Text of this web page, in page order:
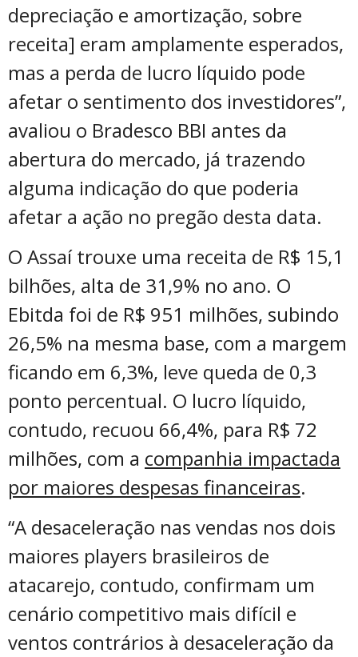
depreciação e amortização, sobre
receita] eram amplamente esperados,
mas a perda de lucro líquido pode
afetar o sentimento dos investidores”,
avaliou o Bradesco BBI antes da
abertura do mercado, já trazendo
alguma indicação do que poderia
afetar a ação no pregão desta data.
O Assaí trouxe uma receita de R$ 15,1
bilhões, alta de 31,9% no ano. O
Ebitda foi de R$ 951 milhões, subindo
26,5% na mesma base, com a margem
ficando em 6,3%, leve queda de 0,3
ponto percentual. O lucro líquido,
contudo, recuou 66,4%, para R$ 72
milhões, com a companhia impactada
por maiores despesas financeiras.
“A desaceleração nas vendas nos dois
maiores players brasileiros de
atacarejo, contudo, confirmam um
cenário competitivo mais difícil e
ventos contrários à desaceleração da